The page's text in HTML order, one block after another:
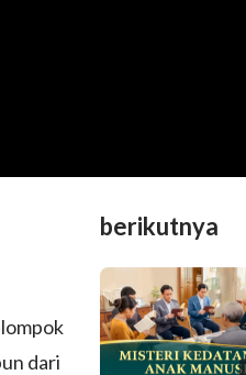
dari
berikutnya